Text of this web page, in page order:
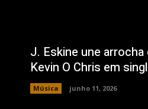
J. Eskine une
Kevin O Chris em
Música junho 11, 2026